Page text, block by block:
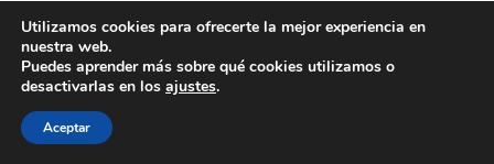
Utilizamos cookies para ofrecerte la mejor experiencia en
nuestra web.
Puedes aprender más sobre qué cookies utilizamos o
desactivarlas en los ajustes.
Aceptar